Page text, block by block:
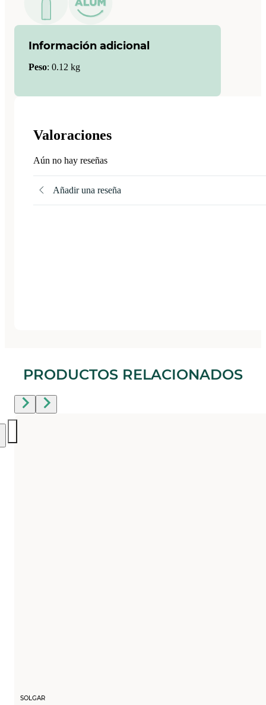
Información adicional
Peso: 0.12 kg
Valoraciones
Aún no hay reseñas
Añadir una reseña
PRODUCTOS RELACIONADOS
SOLGAR